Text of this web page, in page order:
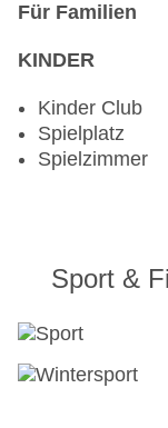
Für Familien
KINDER
Kinder Club
Spielplatz
Spielzimmer
Sport &